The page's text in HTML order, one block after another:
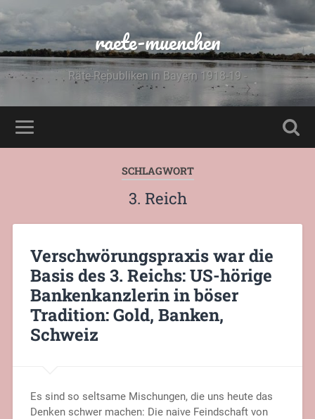
raete-muenchen
Räte-Republiken in Bayern 1918-19 -
SCHLAGWORT
3. Reich
Verschwörungspraxis war die
Basis des 3. Reichs: US-hörige
Bankenkanzlerin in böser
Tradition: Gold, Banken,
Schweiz
Es sind so seltsame Mischungen, die uns heute das
Denken schwer machen: Die naive Feindschaft von